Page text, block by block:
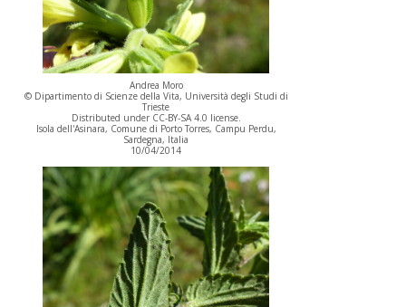
Andrea Moro
© Dipartimento di Scienze della Vita, Università degli Studi di
Trieste
Distributed under CC-BY-SA 4.0 license.
Isola dell'Asinara, Comune di Porto Torres, Campu Perdu,
Sardegna, Italia
10/04/2014